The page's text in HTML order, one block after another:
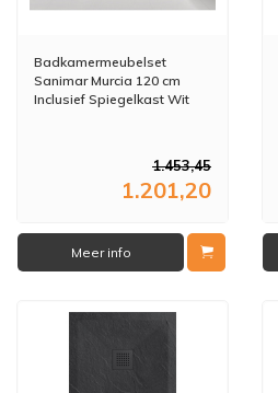
Badkamermeubelset
Sanimar Murcia 120 cm
Inclusief Spiegelkast Wit
1.453,45
1.201,20
Meer info